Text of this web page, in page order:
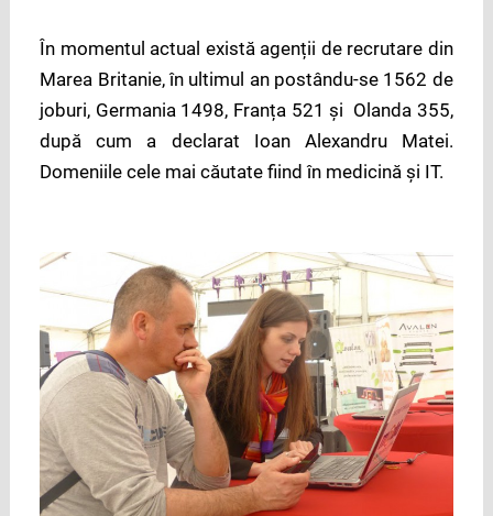
În momentul actual există agenții de recrutare din
Marea Britanie, în ultimul an postându-se 1562 de
joburi, Germania 1498, Franța 521 și Olanda 355,
după cum a declarat Ioan Alexandru Matei.
Domeniile cele mai căutate fiind în medicină și IT.